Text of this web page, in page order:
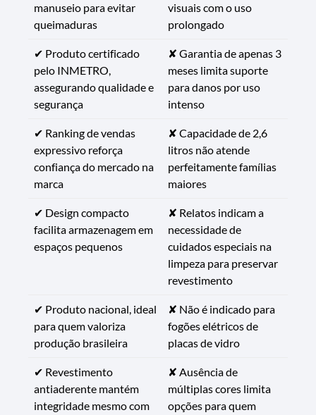
manuseio para evitar
queimaduras
visuais com o uso
prolongado
✔ Produto certificado
pelo INMETRO,
assegurando qualidade e
segurança
✘ Garantia de apenas 3
meses limita suporte
para danos por uso
intenso
✔ Ranking de vendas
expressivo reforça
confiança do mercado na
marca
✘ Capacidade de 2,6
litros não atende
perfeitamente famílias
maiores
✔ Design compacto
facilita armazenagem em
espaços pequenos
✘ Relatos indicam a
necessidade de
cuidados especiais na
limpeza para preservar
revestimento
✔ Produto nacional, ideal
para quem valoriza
produção brasileira
✘ Não é indicado para
fogões elétricos de
placas de vidro
✔ Revestimento
antiaderente mantém
integridade mesmo com
✘ Ausência de
múltiplas cores limita
opções para quem